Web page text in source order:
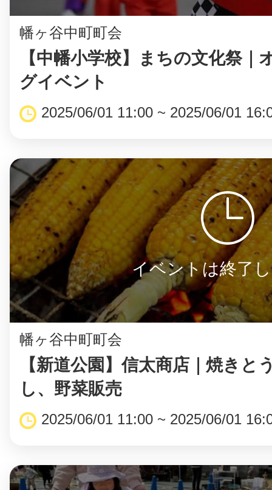
幡ヶ谷中町町会
【中幡小学校】まちの文化祭｜
グイベント
2025/06/01 11:00 ~ 2025/06/01
イベントは終了
幡ヶ谷中町町会
【新道公園】信太商店｜焼きと
し、野菜販売
2025/06/01 11:00 ~ 2025/06/01
まちのコイン
お問い合わせ
プライバシーポ
©︎ KAYAC Inc.All